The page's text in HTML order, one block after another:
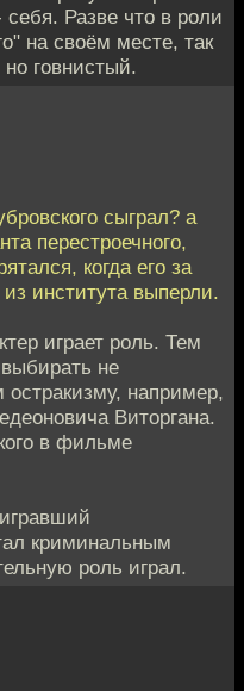
Разве что в роли
на своём месте, так
говнистый.
сыграл? а
перестроечного,
когда его за
института выперли.
играет роль. Тем
не
например,
Виторгана.
в фильме
криминальным
роль играл.